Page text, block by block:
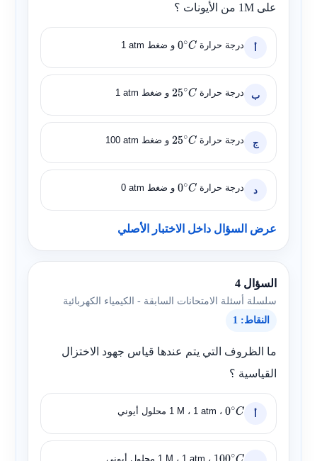
على 1Mمن الأيونات ؟
درجة حرارة 0 ∘C و ضغط 1 atm
ب درجة حرارة 25 ∘C و ضغط 1 atm
ج درجة حرارة 25 ∘C و ضغط 100 atm
د درجة حرارة 0 ∘C و ضغط 0 atm
عرض السؤال داخل الاختبار الأصلي
السؤال 4
سلسلة أسئلة الامتحانات السابقة - الكيمياء الكهربائية
النقاط: 1
ما الظروف التي يتم عندها قياس جهود الاختزال
القياسية ؟
0 ∘C ، 1 atm، 1 Mمحلول أيوني
، 1 atm، 1 Mمحلول أيوني